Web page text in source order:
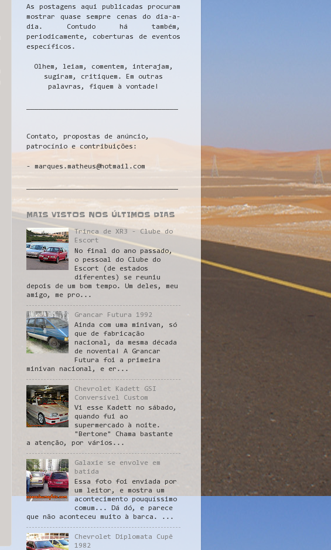
As postagens aqui publicadas procuram
mostrar quase sempre cenas do dia-a-
dia. Contudo há também,
periodicamente, coberturas de eventos
específicos.
Olhem, leiam, comentem, interajam,
sugiram, critiquem. Em outras
palavras, fiquem à vontade!
Contato, propostas de anúncio,
patrocínio e contribuições:
- marques.matheus@hotmail.com
MAIS VISTOS NOS ÚLTIMOS DIAS
Trinca de XR3 - Clube do
Escort
No final do ano passado,
o pessoal do Clube do
Escort (de estados
diferentes) se reuniu
depois de um bom tempo. Um deles, meu
amigo, me pro...
Grancar Futura 1992
Ainda com uma minivan, só
que de fabricação
nacional, da mesma década
de noventa! A Grancar
Futura foi a primeira
minivan nacional, e er...
Chevrolet Kadett GSI
Conversível Custom
Vi esse Kadett no sábado,
quando fui ao
supermercado à noite.
"Bertone" Chama bastante
a atenção, por vários...
Galaxie se envolve em
batida
Essa foto foi enviada por
um leitor, e mostra um
acontecimento pouquíssimo
comum... Dá dó, e parece
que não aconteceu muito à barca. ...
Chevrolet Diplomata Cupê
1982